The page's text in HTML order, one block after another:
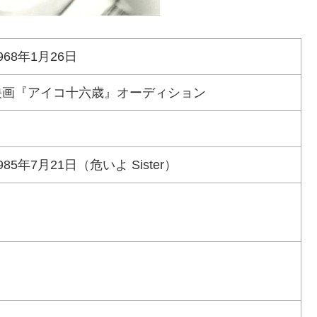
年1月26日
画『アイコ十六歳』オーディション
年7月21日（危いよ Sister）